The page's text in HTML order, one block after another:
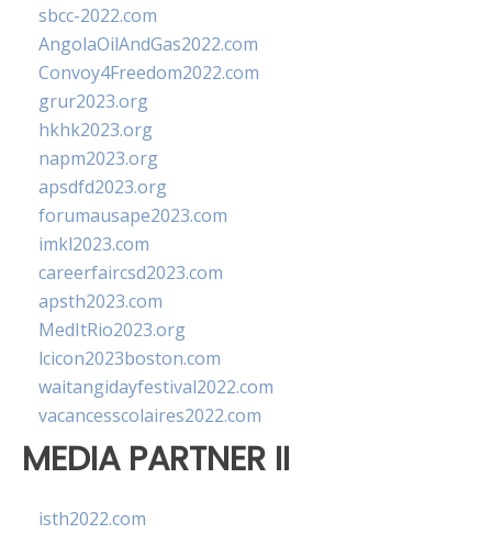
sbcc-2022.com
AngolaOilAndGas2022.com
Convoy4Freedom2022.com
grur2023.org
hkhk2023.org
napm2023.org
apsdfd2023.org
forumausape2023.com
imkl2023.com
careerfaircsd2023.com
apsth2023.com
MedItRio2023.org
lcicon2023boston.com
waitangidayfestival2022.com
vacancesscolaires2022.com
MEDIA PARTNER II
isth2022.com